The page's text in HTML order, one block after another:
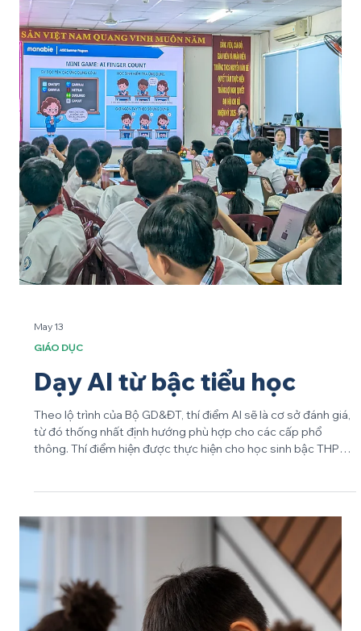
AI mở ra cơ hội tiếp cận tri thức dễ dàng hơn. Tuy nhiên, đi
cùng với đó là nỗi lo liệu con trẻ có quá phụ thuộc vào AI, từ
đó đánh mất khả năng tư duy độc lập và bị thiệt thòi trong
chính hành trình học tập của mình. Nỗi lo việc học quá dễ
dàng Từ việc tính toán, giải bài tập đến hoạt động đòi hỏi tính
sáng tạo như làm văn, vẽ tranh, các em học sinh giờ đây có
thể thực hiện chỉ với vài câu lệnh AI. Sự thuận tiện này lại tạo
ra nghịch lý. Khi điểm số cao trở nên dễ dàng, quá
GIÁO DỤC
Dạy AI từ bậc tiểu học